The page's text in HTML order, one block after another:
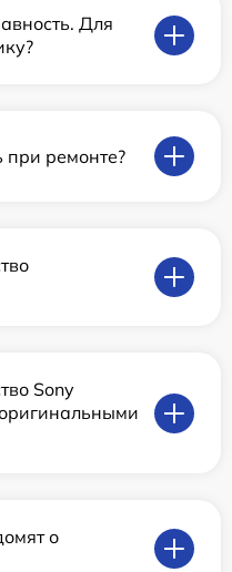
Для
при ремонте?
Sony
о